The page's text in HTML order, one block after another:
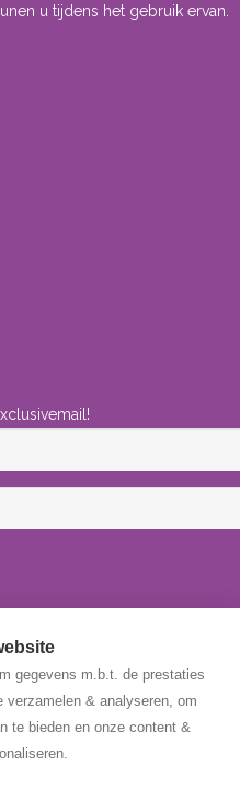
gegevens m.b.t. de prestaties
verzamelen & analyseren, om
te bieden en onze content &
u tijdens het gebruik ervan.
Alle rechten voorbehouden
SQUARE Concepts